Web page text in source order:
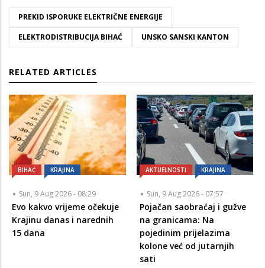
PREKID ISPORUKE ELEKTRIČNE ENERGIJE
ELEKTRODISTRIBUCIJA BIHAĆ
UNSKO SANSKI KANTON
RELATED ARTICLES
BIHAĆ KRAJINA
Sun, 9 Aug 2026 - 08:29
Evo kakvo vrijeme očekuje
Krajinu danas i narednih
15 dana
AKTUELNOSTI KRAJINA
Sun, 9 Aug 2026 - 07:57
Pojačan saobraćaj i gužve
na granicama: Na
pojedinim prijelazima
kolone već od jutarnjih
sati